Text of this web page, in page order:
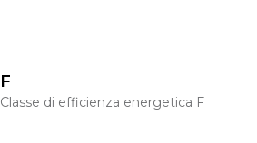
F
Classe di efficienza energetica F